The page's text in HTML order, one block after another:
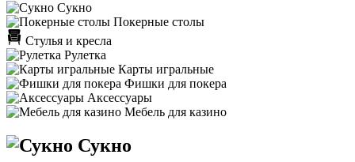
Сукно
Покерные столы
Стулья и кресла
Рулетка
Карты игральные
Фишки для покера
Аксессуары
Мебель для казино
Сукно